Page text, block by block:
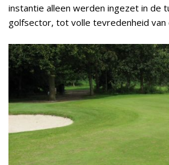
instantie alleen werden ingezet in de
golfsector, tot volle tevredenheid van